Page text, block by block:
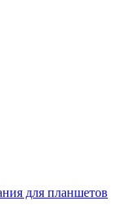
для планшетов